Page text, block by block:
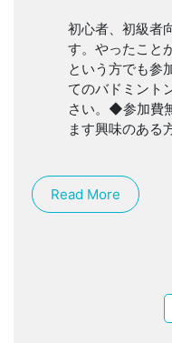
初心者、初級者
す。やったこと
という方でも参
てのバドミント
さい。◆参加費
ます興味のある
Read More